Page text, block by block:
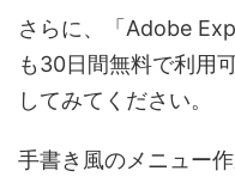
さらに、「Adobe
も30日間無料で利用
してみてください。
手書き風のメニュー